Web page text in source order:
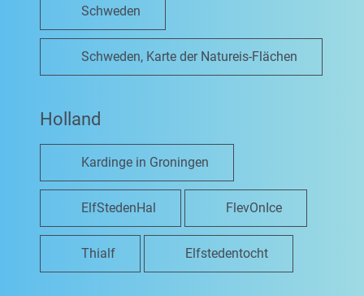
Schweden
Schweden, Karte der Natureis-Flächen
Holland
Kardinge in Groningen
ElfStedenHal FlevOnIce
Thialf Elfstedentocht